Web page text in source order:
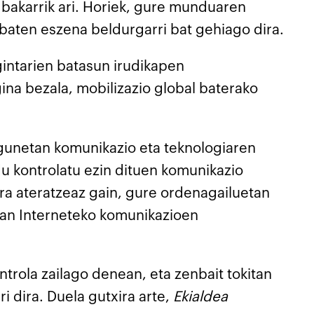
ari. Horiek, gure munduaren
eszena beldurgarri bat gehiago dira.
batasun irudikapen
bezala, mobilizazio global baterako
komunikazio eta teknologiaren
kontrolatu ezin dituen komunikazio
ateratzeaz gain, gure ordenagailuetan
Interneteko komunikazioen
zailago denean, eta zenbait tokitan
dira. Duela gutxira arte, Ekialdea